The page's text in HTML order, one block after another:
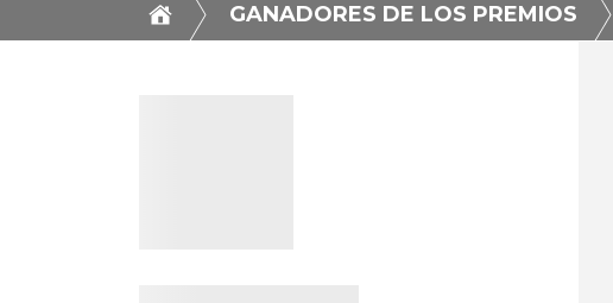
GANADORES DE LOS PREMIOS